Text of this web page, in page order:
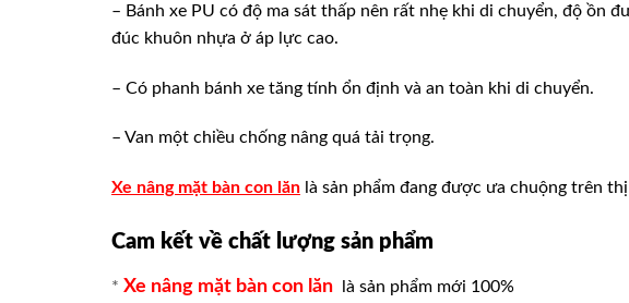
– Bánh xe PU có độ ma sát thấp nên rất nhẹ khi di chuyển, độ ồn
đúc khuôn nhựa ở áp lực cao.
– Có phanh bánh xe tăng tính ổn định và an toàn khi di chuyển.
– Van một chiều chống nâng quá tải trọng.
Xe nâng mặt bàn con lăn là sản phẩm đang được ưa chuộng trên
Cam kết về chất lượng sản phẩm
* Xe nâng mặt bàn con lăn là sản phẩm mới 100%